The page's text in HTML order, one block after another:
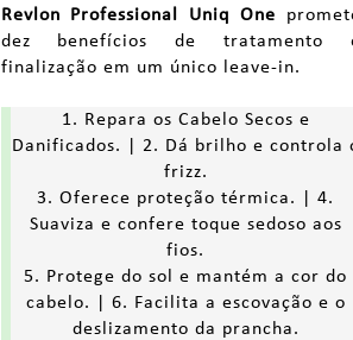
Revlon Professional Uniq One
dez benefícios de tratamento
finalização em um único leave-in.
1. Repara os Cabelo Secos e
Danificados. | 2. Dá brilho e controla
frizz.
3. Oferece proteção térmica. | 4.
Suaviza e confere toque sedoso aos
fios.
5. Protege do sol e mantém a cor do
cabelo. | 6. Facilita a escovação e o
deslizamento da prancha.